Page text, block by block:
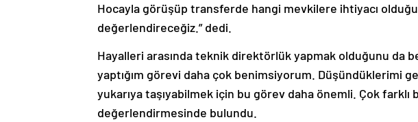
Hocayla görüşüp transferde hangi mevkilere ihtiyacı
değerlendireceğiz.” dedi.
Hayalleri arasında teknik direktörlük yapmak olduğunu da
yaptığım görevi daha çok benimsiyorum. Düşündüklerimi
yukarıya taşıyabilmek için bu görev daha önemli. Çok farklı
değerlendirmesinde bulundu.